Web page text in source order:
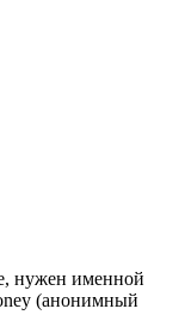
нужен именной
(анонимный